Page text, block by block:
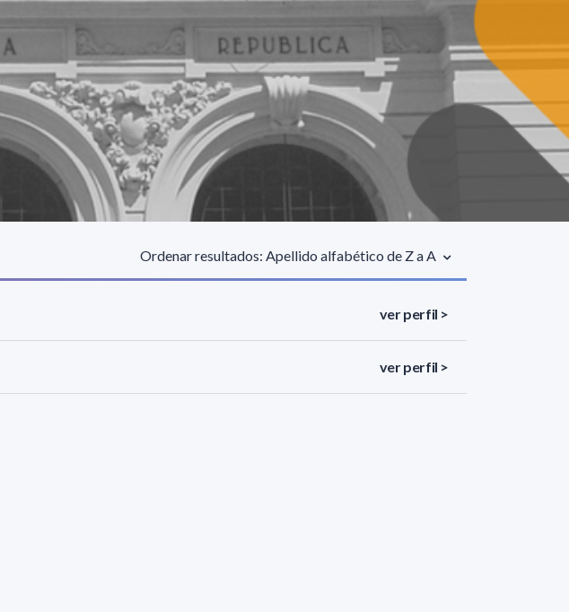
Ordenar resultados: Apellido alfabético de Z a A
ver perfil >
ver perfil >